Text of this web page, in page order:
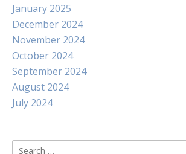
January 2025
December 2024
November 2024
October 2024
September 2024
August 2024
July 2024
Search